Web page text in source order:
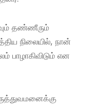
தண்ணீரும்
நிலையில், நான்
பாழாகிவிடும் என